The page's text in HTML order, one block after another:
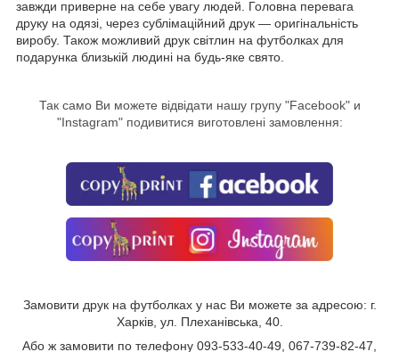
завжди приверне на себе увагу людей. Головна перевага
друку на одязі, через сублімаційний друк — оригінальність
виробу. Також можливий друк світлин на футболках для
подарунка близькій людині на будь-яке свято.
Так само Ви можете відвідати нашу групу "Facebook" и
"Instagram" подивитися виготовлені замовлення:
Замовити друк на футболках у нас Ви можете за адресою: г.
Харків, ул. Плеханівська, 40.
Або ж замовити по телефону 093-533-40-49, 067-739-82-47,